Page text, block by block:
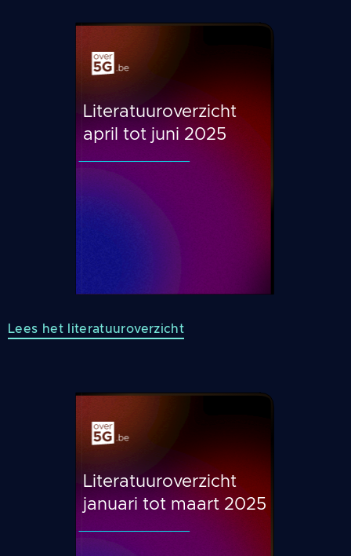
Literatuuroverzicht
april tot juni 2025
Lees het literatuuroverzicht
Literatuuroverzicht
januari tot maart 2025